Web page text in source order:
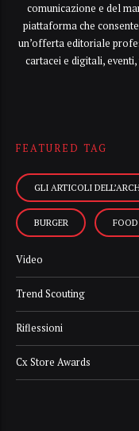
comunicazione e del
piattaforma che
un’offerta editoriale
cartacei e digitali,
FEATURED TAG
GLI ARTICOLI
BURGER FOOD
Video
Trend Scouting
Riflessioni
Cx Store Awards